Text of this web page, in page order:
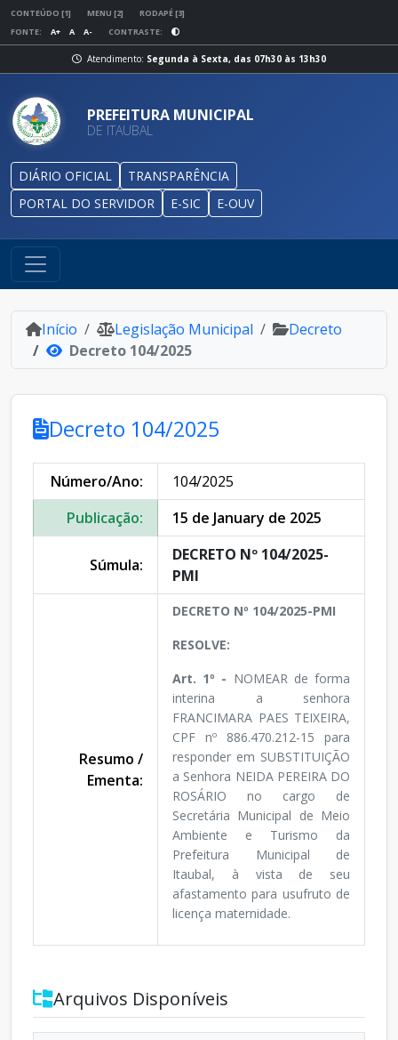
CONTEÚDO [1] MENU [2]
RODAPÉ [3]
FONTE:
A+ A A- CONTRASTE:
Atendimento: Segunda à Sexta, das 07h30 às 13h30
PREFEITURA MUNICIPAL
DE ITAUBAL
DIÁRIO OFICIAL
TRANSPARÊNCIA
PORTAL DO SERVIDOR
E-SIC E-OUV
Início Legislação Municipal
Decreto
Decreto 104/2025
Decreto 104/2025
Número/Ano:
104/2025
Publicação:
15 de January de 2025
Súmula:
DECRETO Nº 104/2025-
PMI
Resumo /
Ementa:
DECRETO Nº 104/2025-PMI
RESOLVE:
Art. 1º - NOMEAR de forma
interina a senhora
FRANCIMARA PAES TEIXEIRA,
CPF nº 886.470.212-15 para
responder em SUBSTITUIÇÃO
a Senhora NEIDA PEREIRA DO
ROSÁRIO no cargo de
Secretária Municipal de Meio
Ambiente e Turismo da
Prefeitura Municipal de
Itaubal, à vista de seu
afastamento para usufruto de
licença maternidade.
Arquivos Disponíveis